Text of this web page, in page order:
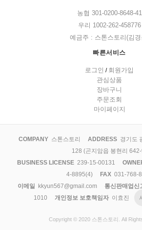
농협 301-0200-8648-41
우리 1002-262-458776
예금주 : 스톤스토리(김경
빠른서비스
로그인 / 회원가입
관심상품
장바구니
주문조회
마이페이지
COMPANY 스톤스토리 ADDRESS 경기도
128 (곤지암읍 봉현리
BUSINESS LICENSE 239-15-00131
4-8895(4)
FAX 031-768-
이메일
kkyun567@gmail.com 통신판매업신
1010
개인정보 보호책임자 이효진
Copyright © 2020 스톤스토리. All